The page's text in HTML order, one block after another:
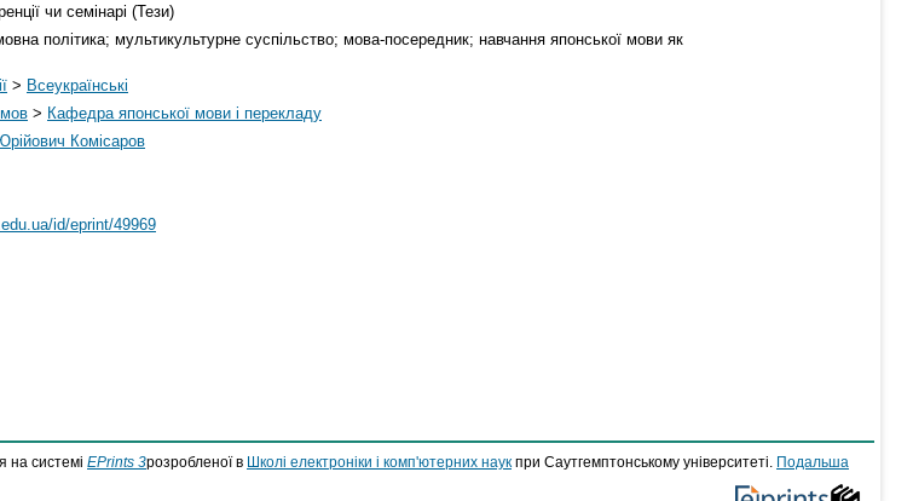
чи семінарі (Тези)
політика; мультикультурне суспільство; мова-посередник; навчання японської мови як
> Всеукраїнські
> Кафедра японської мови і перекладу
Комісаров
id/eprint/49969
на системі EPrints 3розробленої в Школі електроніки і комп'ютерних наук при Саутгемптонському університеті.
Подальша